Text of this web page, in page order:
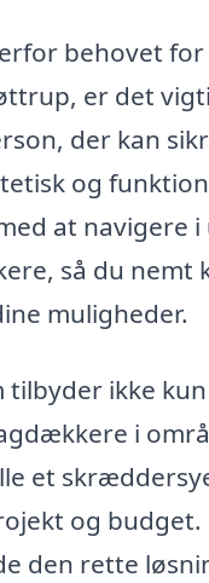
behovet
er det
der kan
og
at navigere
så du nemt
muligheder.
tilbyder ikke
i
et
og
den rette